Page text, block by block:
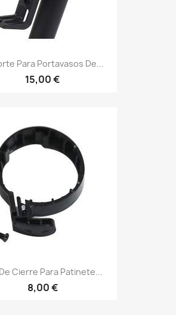
Para Portavasos De...
15,00 €
Cierre Para Patinete...
8,00 €